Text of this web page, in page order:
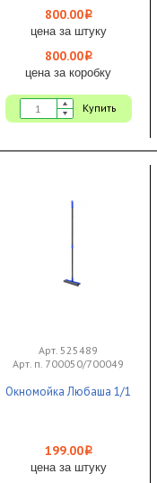
800.00i
цена за штуку
800.00i
цена за коробку
Купить
Арт. 525489
Арт. п. 700050/700049
Окномойка Любаша 1/1
199.00i
цена за штуку